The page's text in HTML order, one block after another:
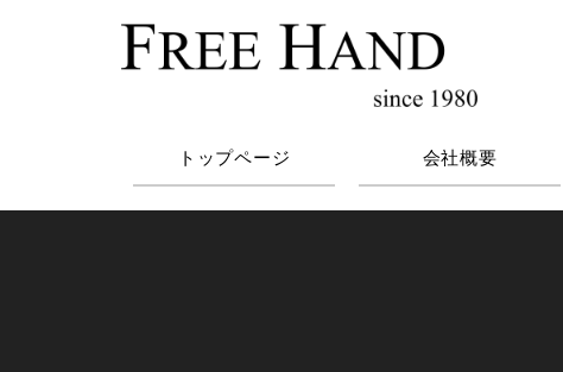
トップページ 会社概要